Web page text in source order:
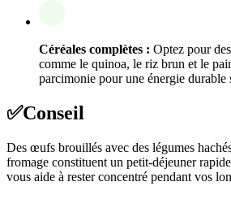
Céréales complètes : Optez pour
comme le quinoa, le riz brun et le
parcimonie pour une énergie durable
✅Conseil
Des œufs brouillés avec des légumes
fromage constituent un petit-déjeuner
vous aide à rester concentré pendant vos